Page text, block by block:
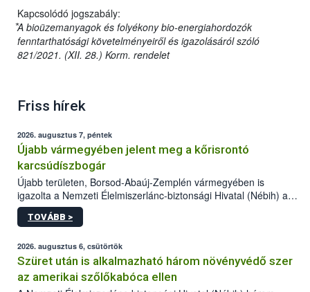
Kapcsolódó jogszabály:
⃰A bioüzemanyagok és folyékony bio-energiahordozók
fenntarthatósági követelményeiről és igazolásáról szóló
821/2021. (XII. 28.) Korm. rendelet
Friss hírek
2026. augusztus 7, péntek
Újabb vármegyében jelent meg a kőrisrontó
karcsúdíszbogár
Újabb területen, Borsod-Abaúj-Zemplén vármegyében is
igazolta a Nemzeti Élelmiszerlánc-biztonsági Hivatal (Nébih) a
kőrisrontó karcsúdíszbogár (Agrilus planipennis) jelenlétét. A
kártevőt nem csak színcsapdában találták meg, de már fertőzött
az intenzív felderítést, emellett az intézkedéseket a szlovák
hatósággal is összehangolják a terjedés megállítása érdekében.
TOVÁBB >
2026. augusztus 6, csütörtök
Szüret után is alkalmazható három növényvédő szer
az amerikai szőlőkabóca ellen